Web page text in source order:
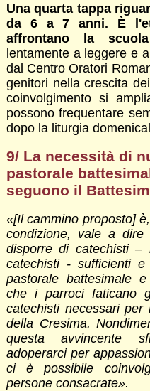
Una quarta tappa
da 6 a 7 anni. È
affrontano la
lentamente a leggere e
dal Centro Oratori
genitori nella crescita
coinvolgimento si
possono frequentare
dopo la liturgia
9/ La necessità di
pastorale
seguono il
«[Il cammino proposto]
condizione, vale a dire
disporre di catechisti –
catechisti - sufficienti
pastorale battesimale
che i parroci faticano
catechisti necessari
della Cresima.
questa avvincente
adoperarci per
ci è possibile
persone consacrate».